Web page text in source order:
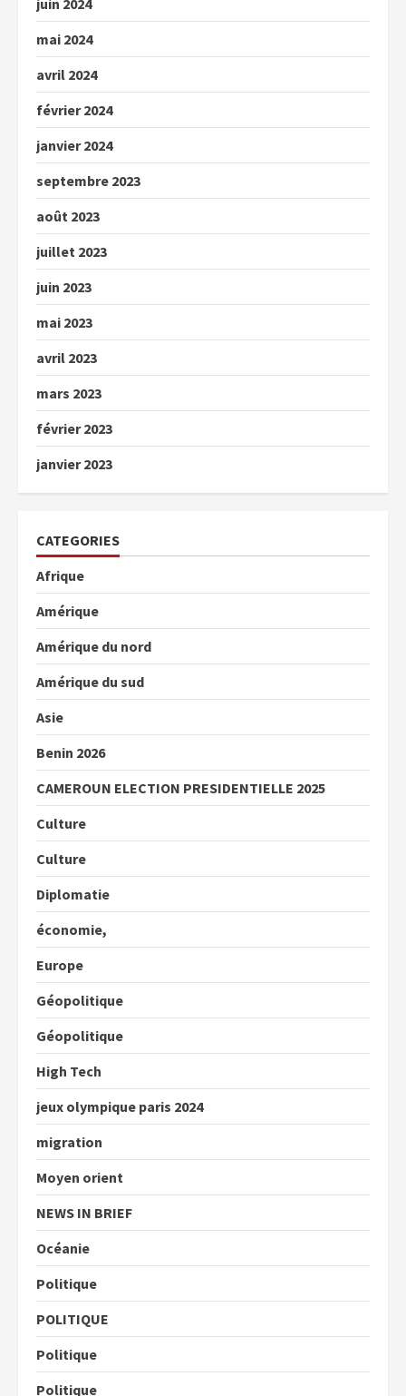
mai 2024
avril 2024
février 2024
janvier 2024
septembre 2023
août 2023
juillet 2023
juin 2023
mai 2023
avril 2023
mars 2023
février 2023
janvier 2023
CATEGORIES
Afrique
Amérique
Amérique du nord
Amérique du sud
Asie
Benin 2026
CAMEROUN ELECTION PRESIDENTIELLE 2025
Culture
Culture
Diplomatie
économie,
Europe
Géopolitique
Géopolitique
High Tech
jeux olympique paris 2024
migration
Moyen orient
NEWS IN BRIEF
Océanie
Politique
POLITIQUE
Politique
Politique